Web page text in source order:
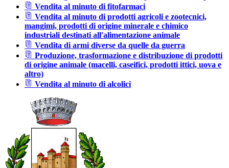
Vendita al minuto di fitofarmaci
Vendita al minuto di prodotti agricoli e zootecnici,
mangimi, prodotti di origine minerale e chimico
industriali destinati all'alimentazione animale
Vendita di armi diverse da quelle da guerra
Produzione, trasformazione e distribuzione di prodotti
di origine animale (macelli, caseifici, prodotti ittici, uova e
altro)
Vendita al minuto di alcolici